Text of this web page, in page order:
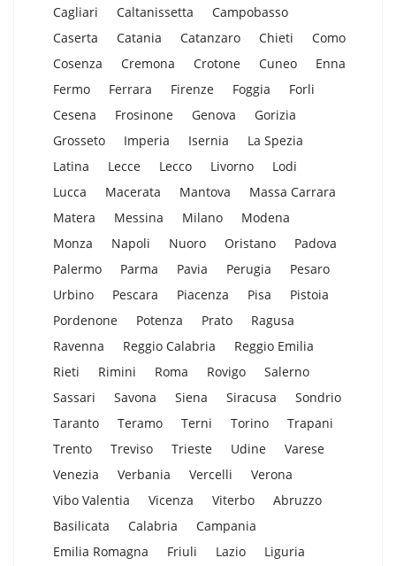
Cagliari
Caltanissetta
Campobasso
Caserta
Catania Catanzaro Chieti
Como
Cosenza
Cremona Crotone Cuneo
Enna
Fermo
Ferrara Firenze Foggia
Forli
Cesena
Frosinone Genova
Gorizia
Grosseto
Imperia Isernia
La Spezia
Latina
Lecce Lecco Livorno
Lodi
Lucca
Macerata Mantova
Massa Carrara
Matera
Messina Milano
Modena
Monza
Napoli Nuoro Oristano
Padova
Palermo
Parma Pavia Perugia
Pesaro
Urbino
Pescara Piacenza Pisa
Pistoia
Pordenone
Potenza Prato
Ragusa
Ravenna
Reggio Calabria
Reggio Emilia
Rieti
Rimini Roma Rovigo
Salerno
Sassari
Savona Siena Siracusa
Sondrio
Taranto
Teramo Terni Torino
Trapani
Trento
Treviso Trieste Udine
Varese
Venezia
Verbania Vercelli
Verona
Vibo Valentia
Vicenza Viterbo
Abruzzo
Basilicata
Calabria
Campania
Emilia Romagna
Friuli Lazio Liguria